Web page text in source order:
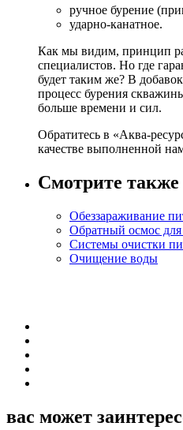
ручное бурение
ударно-канатное.
Как мы видим, принцип
специалистов. Но где
будет таким же? В
процесс бурения
больше времени и сил.
Обратитесь в «Аква-
качестве выполненной
Смотрите также
Обеззараживание
Обратный осмос
Системы очистки
Очищение воды
вас может